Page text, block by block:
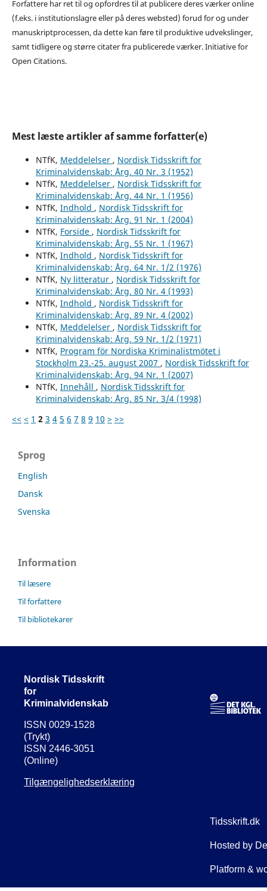
Forfattere har ret til og opfordres til at publicere deres værker online
(f.eks. i institutionslagre eller på deres websted) forud for og under
manuskriptprocessen, da dette kan føre til produktive udvekslinger,
samt tidligere og større citater fra publicerede værker. Initiative for
Open Citations.
Mest læste artikler af samme forfatter(e)
NTfK, Meddelelser , Nordisk Tidsskrift for
Kriminalvidenskab: Årg. 40 Nr. 3 (1952)
NTfK, Meddelelser , Nordisk Tidsskrift for
Kriminalvidenskab: Årg. 44 Nr. 1 (1956)
NTfK, Indhold , Nordisk Tidsskrift for
Kriminalvidenskab: Årg. 91 Nr. 1 (2004)
NTfK, Forside , Nordisk Tidsskrift for
Kriminalvidenskab: Årg. 55 Nr. 1 (1967)
NTfK, Indhold , Nordisk Tidsskrift for
Kriminalvidenskab: Årg. 64 Nr. 1/2 (1976)
NTfK, Ny litteratur , Nordisk Tidsskrift for
Kriminalvidenskab: Årg. 80 Nr. 4 (1993)
NTfK, Indhold , Nordisk Tidsskrift for
Kriminalvidenskab: Årg. 89 Nr. 4 (2002)
NTfK, Meddelelser , Nordisk Tidsskrift for
Kriminalvidenskab: Årg. 59 Nr. 1/2 (1971)
NTfK, Program för Nordiska Kriminalistmötet i
Stockholm 23.-25. august 2007 , Nordisk Tidsskrift for
Kriminalvidenskab: Årg. 94 Nr. 1 (2007)
NTfK, Innehåll , Nordisk Tidsskrift for
Kriminalvidenskab: Årg. 85 Nr. 3/4 (1998)
<< < 1 2 3 4 5 6 7 8 9 10 > >>
Sprog
English
Dansk
Svenska
Information
Til læsere
Til forfattere
Til bibliotekarer
Nordisk Tidsskrift
for
Kriminalvidenskab
ISSN 0029-1528
(Trykt)
ISSN 2446-3051
(Online)
Tilgængelighedserklæring